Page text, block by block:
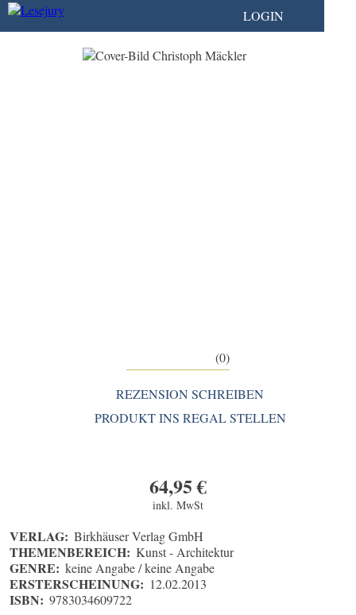
LOGIN
(0)
REZENSION SCHREIBEN
PRODUKT INS REGAL STELLEN
64,95 €
inkl. MwSt
VERLAG: Birkhäuser Verlag GmbH
THEMENBEREICH: Kunst - Architektur
GENRE: keine Angabe / keine Angabe
ERSTERSCHEINUNG: 12.02.2013
ISBN: 9783034609722